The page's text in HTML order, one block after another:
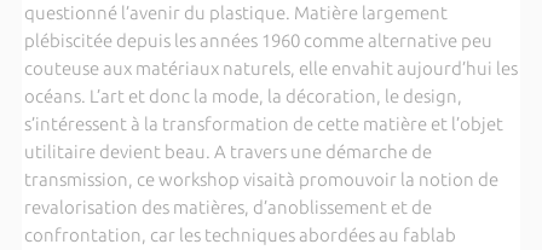
questionné l’avenir du plastique. Matière largement
plébiscitée depuis les années 1960 comme alternative peu
couteuse aux matériaux naturels, elle envahit aujourd’hui les
océans. L’art et donc la mode, la décoration, le design,
s’intéressent à la transformation de cette matière et l’objet
utilitaire devient beau. A travers une démarche de
transmission, ce workshop visaità promouvoir la notion de
revalorisation des matières, d’anoblissement et de
confrontation, car les techniques abordées au fablab